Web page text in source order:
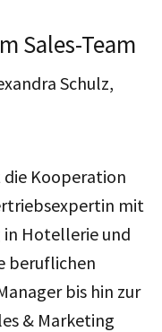
Sales-Team
Schulz,
die Kooperation
mit
in Hotellerie und
beruflichen
bis hin zur
& Marketing